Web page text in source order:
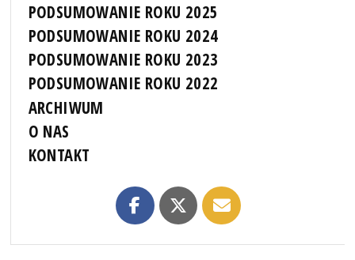
PODSUMOWANIE ROKU 2025
PODSUMOWANIE ROKU 2024
PODSUMOWANIE ROKU 2023
PODSUMOWANIE ROKU 2022
ARCHIWUM
O NAS
KONTAKT